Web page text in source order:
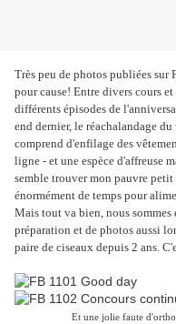
Très peu de photos publiées sur
pour cause! Entre divers cours
différents épisodes de
end dernier, le réachalandage
comprend d'enfilage des
ligne - et une espèce d'affreuse
semble trouver mon pauvre
énormément de temps pour
Mais tout va bien, nous
préparation et de photos aussi
paire de ciseaux depuis 2 ans.
Et une jolie faute